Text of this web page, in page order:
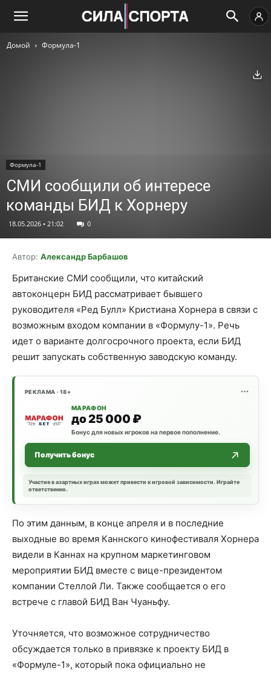
Домой Формула-1
Формула-1
СМИ сообщили об интересе
команды БИД к Хорнеру
18.05.2026 • 21:02 0
Автор: Александр Барбашов
Британские СМИ сообщили, что китайский
автоконцерн БИД рассматривает бывшего
руководителя «Ред Булл» Кристиана Хорнера в связи с
возможным входом компании в «Формулу-1». Речь
идет о варианте долгосрочного проекта, если БИД
решит запускать собственную заводскую команду.
РЕКЛАМА · 18+
МАРАФОН
до 25 000 ₽
Бонус для новых игроков на первое пополнение.
Получить бонус
Участие в азартных играх может привести к игровой зависимости. Играйте
ответственно.
По этим данным, в конце апреля и в последние
выходные во время Каннского кинофестиваля Хорнера
видели в Каннах на крупном маркетинговом
мероприятии БИД вместе с вице-президентом
компании Стеллой Ли. Также сообщается о его
встрече с главой БИД Ван Чуаньфу.
Уточняется, что возможное сотрудничество
обсуждается только в привязке к проекту БИД в
«Формуле-1», который пока официально не